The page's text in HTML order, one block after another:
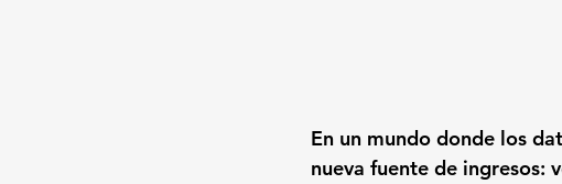
En un mundo donde los
nueva fuente de ingresos: